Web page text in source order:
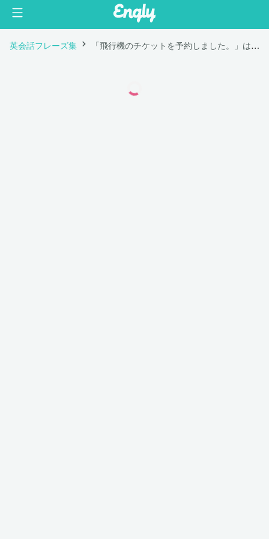
英会話フレーズ集 「飛行機のチケットを予約しました。」は英語で "I booked my flight tickets."